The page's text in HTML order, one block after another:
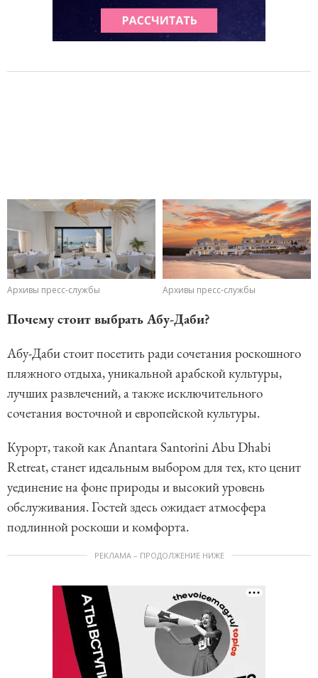
Архивы пресс-службы Архивы пресс-службы
Почему стоит выбрать Абу-Даби?
Абу-Даби стоит посетить ради сочетания роскошного
пляжного отдыха, уникальной арабской культуры,
лучших развлечений, а также исключительного
сочетания восточной и европейской культуры.
Курорт, такой как Anantara Santorini Abu Dhabi
Retreat, станет идеальным выбором для тех, кто ценит
уединение на фоне природы и высокий уровень
обслуживания. Гостей здесь ожидает атмосфера
подлинной роскоши и комфорта.
РЕКЛАМА – ПРОДОЛЖЕНИЕ НИЖЕ